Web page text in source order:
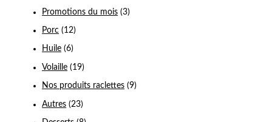
Promotions du mois (3)
Porc (12)
Huile (6)
Volaille (19)
Nos produits raclettes (9)
Autres (23)